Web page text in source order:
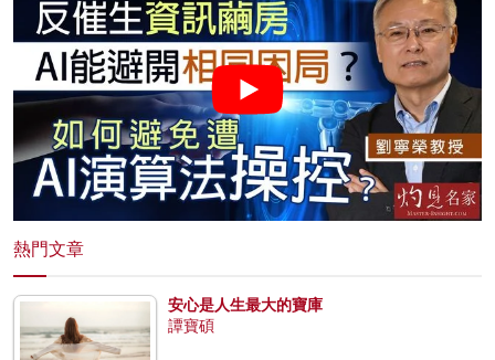
熱門文章
安心是人生最大的寶庫
譚寶碩